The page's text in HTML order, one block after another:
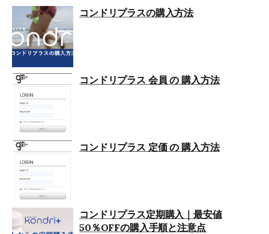
コンドリプラスの購入方法
コンドリプラス 会員 の 購入方法
コンドリプラス 定価 の 購入方法
コンドリプラス定期購入｜最安値
50％OFFの購入手順と注意点